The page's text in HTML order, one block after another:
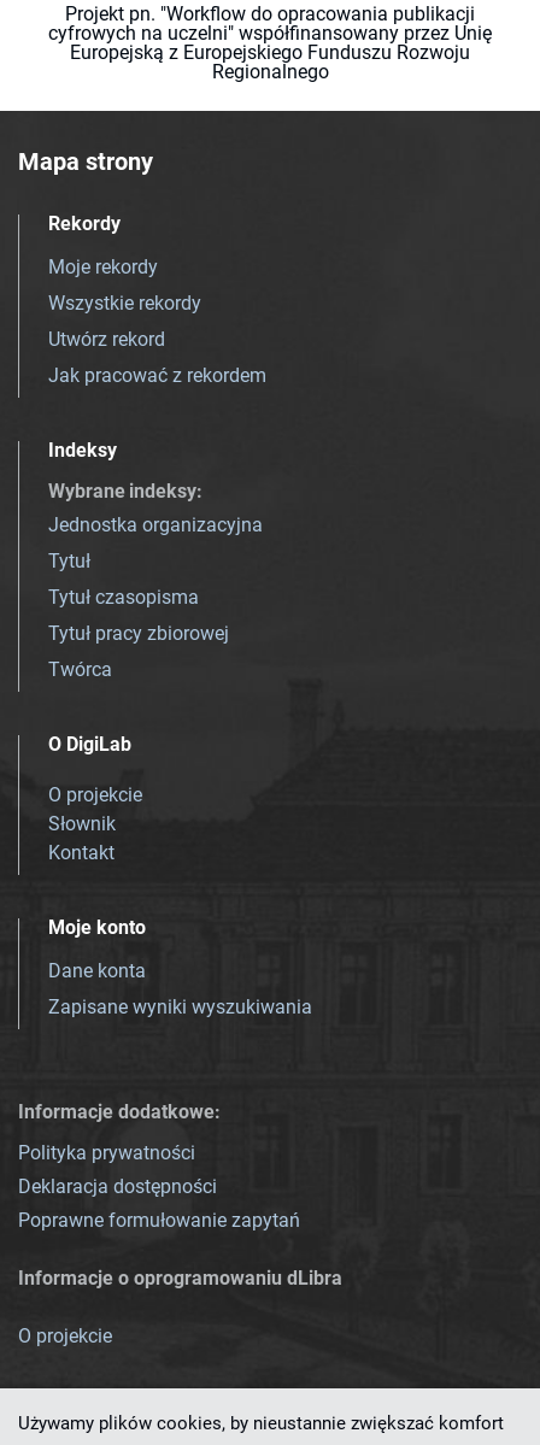
Projekt pn. "Workflow do opracowania publikacji
cyfrowych na uczelni" współfinansowany przez Unię
Europejską z Europejskiego Funduszu Rozwoju
Regionalnego
Mapa strony
Rekordy
Moje rekordy
Wszystkie rekordy
Utwórz rekord
Jak pracować z rekordem
Indeksy
Wybrane indeksy:
Jednostka organizacyjna
Tytuł
Tytuł czasopisma
Tytuł pracy zbiorowej
Twórca
O DigiLab
O projekcie
Słownik
Kontakt
Moje konto
Dane konta
Zapisane wyniki wyszukiwania
Informacje dodatkowe:
Polityka prywatności
Deklaracja dostępności
Poprawne formułowanie zapytań
Informacje o oprogramowaniu dLibra
O projekcie
Używamy plików cookies, by nieustannie zwiększać komfort